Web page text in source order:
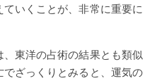
いくことが、非常に重要に
東洋の占術の結果とも類似
ざっくりとみると、運気の